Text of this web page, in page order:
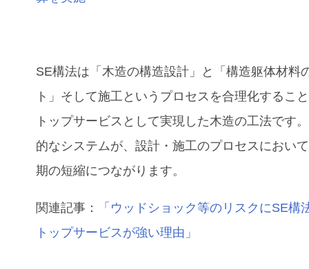
SE構法は「木造の構造設計」と「構造躯体材料
ト」そして施工というプロセスを合理化するこ
トップサービスとして実現した木造の工法です
的なシステムが、設計・施工のプロセスにおい
期の短縮につながります。
関連記事：
「ウッドショック等のリスクにSE構
トップサービスが強い理由」